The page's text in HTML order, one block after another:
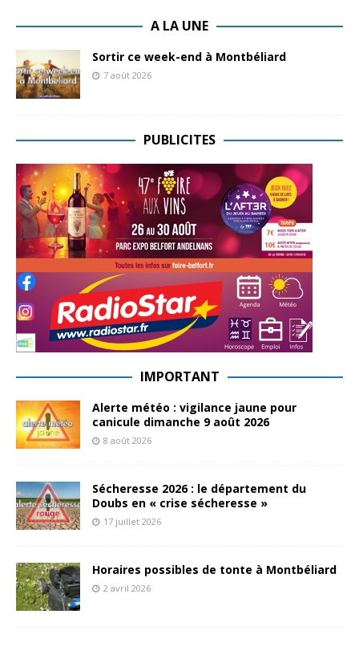
A LA UNE
Sortir ce week-end à Montbéliard
7 août 2026
PUBLICITES
IMPORTANT
Alerte météo : vigilance jaune pour
canicule dimanche 9 août 2026
8 août 2026
Sécheresse 2026 : le département du
Doubs en « crise sécheresse »
17 juillet 2026
Horaires possibles de tonte à Montbéliard
2 avril 2026